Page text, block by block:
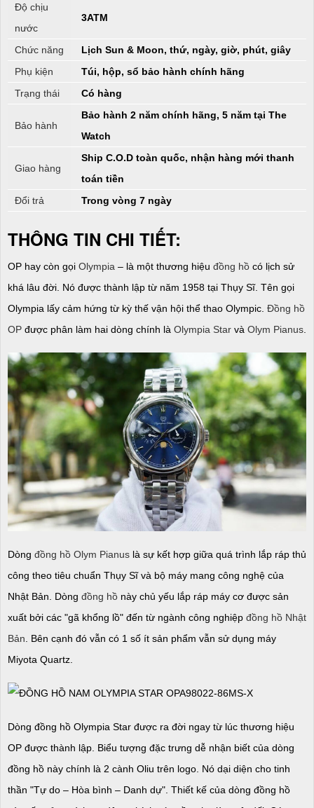
Độ chịu
nước
3ATM
Chức năng
Lịch Sun & Moon, thứ, ngày, giờ, phút, giây
Phụ kiện
Túi, hộp, sổ bảo hành chính hãng
Trạng thái
Có hàng
Bảo hành
Bảo hành 2 năm chính hãng, 5 năm tại The
Watch
Giao hàng
Ship C.O.D toàn quốc, nhận hàng mới thanh
toán tiền
Đổi trả
Trong vòng 7 ngày
THÔNG TIN CHI TIẾT:
OP hay còn gọi Olympia – là một thương hiệu đồng hồ có lịch sử
khá lâu đời. Nó được thành lập từ năm 1958 tại Thụy Sĩ. Tên gọi
Olympia lấy cảm hứng từ kỳ thế vận hội thể thao Olympic. Đồng hồ
OP được phân làm hai dòng chính là Olympia Star và Olym Pianus
Dòng đồng hồ Olym Pianus là sự kết hợp giữa quá trình lắp ráp thủ
công theo tiêu chuẩn Thụy Sĩ và bộ máy mang công nghệ của
Nhật Bản. Dòng đồng hồ này chủ yếu lắp ráp máy cơ được sản
xuất bởi các "gã khổng lồ" đến từ ngành công nghiệp đồng hồ Nhật
Bản . Bên cạnh đó vẫn có 1 số ít sản phẩm vẫn sử dụng máy
Miyota Quartz.
Dòng đồng hồ Olympia Star được ra đời ngay từ lúc thương hiệu
OP được thành lập. Biểu tượng đặc trưng dễ nhận biết của dòng
đồng hồ này chính là 2 cành Oliu trên logo. Nó dại diện cho tinh
thần "Tự do – Hòa bình – Danh dự". Thiết kế của dòng đồng hồ